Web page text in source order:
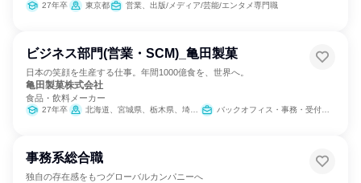
27年卒 東京都 営業、出版/メディア/芸能/エンタメ専門職
ビジネス部門(営業・SCM)_亀田製菓
日本の笑顔を生産する仕事。年間1000億食を、世界へ。
亀田製菓株式会社
食品・飲料メーカー
27年卒 北海道、宮城県、栃木県、埼玉県、東京都、神奈川県、新潟県、石川県、長野県、愛知県、大阪府、広島県、福岡県 バックオフィス・事務・受付、営業、SCM/生産管理/購買/物流
事務系総合職
独自の存在感をもつグローバルカンパニーへ